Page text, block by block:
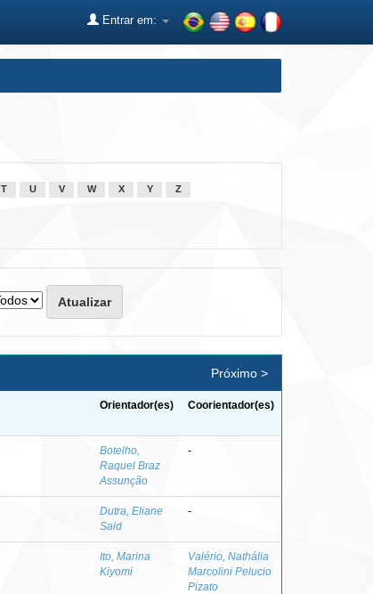
Entrar em:
T U V W X Y Z
Próximo >
Orientador(es) Coorientador(es)
Botelho,
Raquel Braz
Assunção
-
Dutra, Eliane
Said
-
Ito, Marina
Kiyomi
Valério, Nathália
Marcolini Pelucio
Pizato